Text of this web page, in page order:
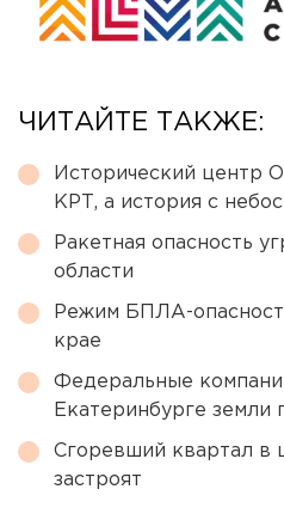
ЧИТАЙТЕ ТАКЖЕ:
Исторический центр
КРТ, а история с
Ракетная опасность
области
Режим БПЛА-
крае
Федеральные
Екатеринбурге земли
Сгоревший квартал в
застроят